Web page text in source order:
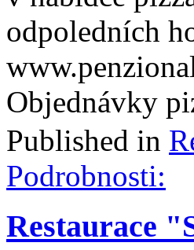
odpoledních
Objednávky
Published in
Podrobnosti:
Restaurace